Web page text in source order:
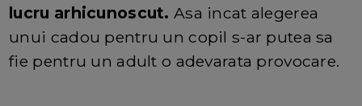
lucru arhicunoscut. Asa incat alegerea
unui cadou pentru un copil s-ar putea sa
fie pentru un adult o adevarata provocare.